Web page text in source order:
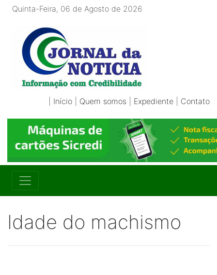
Quinta-Feira, 06 de Agosto de 2026
Início Quem somos Expediente Contato
Idade do machismo